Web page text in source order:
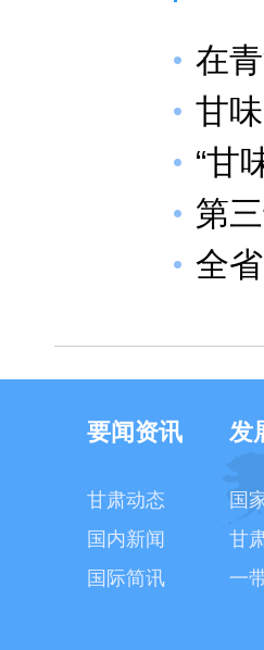
在
甘
“甘
第
全
要闻资讯
甘肃动态
国内新闻
国际简讯
发
国
甘
一